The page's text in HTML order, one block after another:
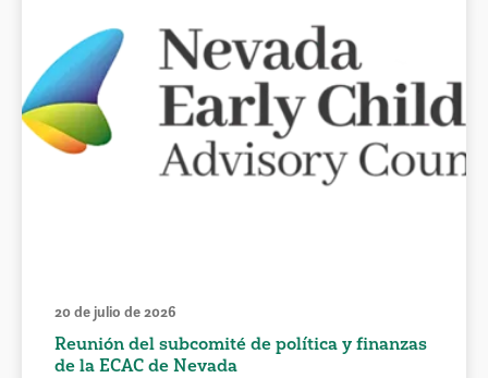
20 de julio de 2026
Reunión del subcomité de política y finanzas
de la ECAC de Nevada